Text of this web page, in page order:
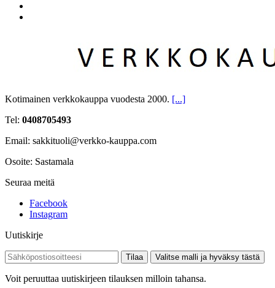
Kotimainen verkkokauppa vuodesta 2000. [...]
Tel: 0408705493
Email: sakkituoli@verkko-kauppa.com
Osoite: Sastamala
Seuraa meitä
Facebook
Instagram
Uutiskirje
Tilaa Valitse malli ja hyväksy tästä
Voit peruuttaa uutiskirjeen tilauksen milloin tahansa.